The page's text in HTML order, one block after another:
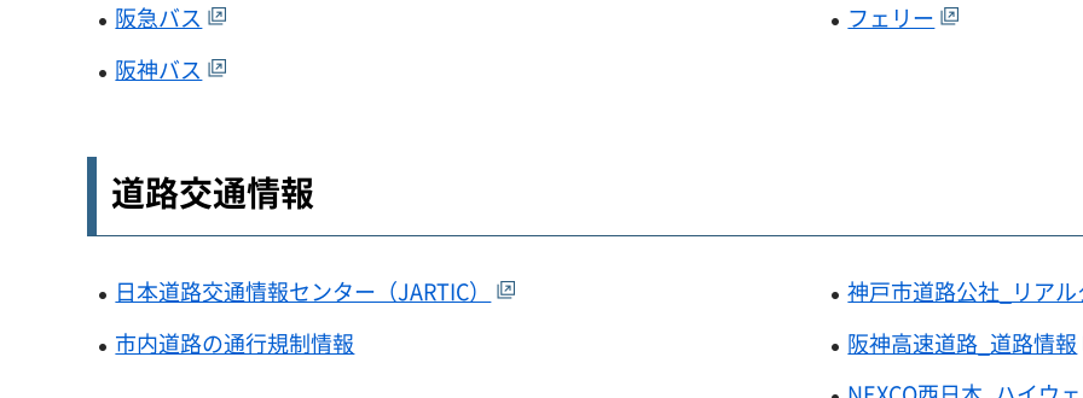
阪急バス
阪神バス
フェリー
道​​​​​​路交通情報
日本道路交通情報センター（JARTIC）
市内道路の通行規制情報
神戸市道路公社_リア
阪神高速道路_道路情報